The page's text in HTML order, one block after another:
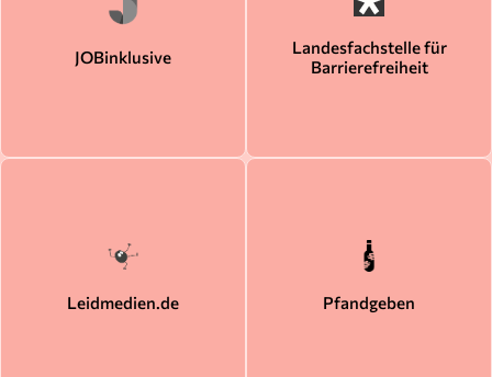
JOBinklusive
Landesfachstelle für
Barrierefreiheit
Leidmedien.de Pfandgeben